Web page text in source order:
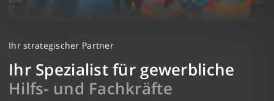
Ihr strategischer Partner
Ihr Spezialist für gewerbliche
Hilfs- und Fachkräfte